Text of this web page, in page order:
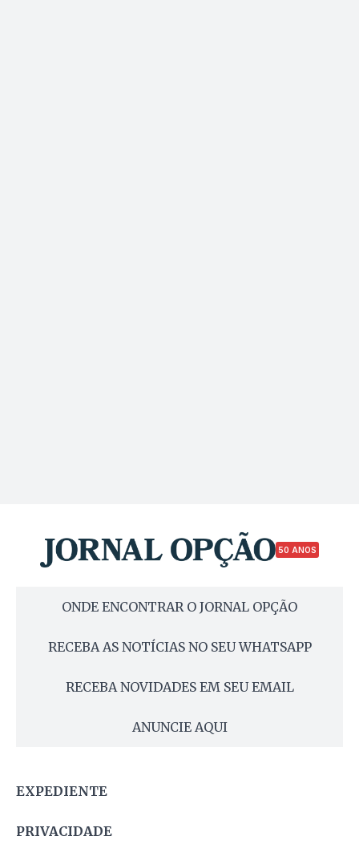
50 ANOS
ONDE ENCONTRAR O JORNAL OPÇÃO
RECEBA AS NOTÍCIAS NO SEU WHATSAPP
RECEBA NOVIDADES EM SEU EMAIL
ANUNCIE AQUI
EXPEDIENTE
PRIVACIDADE